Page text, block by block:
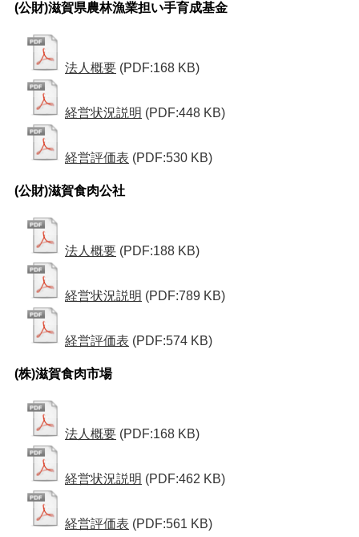
(公財)滋賀県農林漁業担い手育成基金
法人概要 (PDF:168 KB)
経営状況説明 (PDF:448 KB)
経営評価表 (PDF:530 KB)
(公財)滋賀食肉公社
法人概要 (PDF:188 KB)
経営状況説明 (PDF:789 KB)
経営評価表 (PDF:574 KB)
(株)滋賀食肉市場
法人概要 (PDF:168 KB)
経営状況説明 (PDF:462 KB)
経営評価表 (PDF:561 KB)